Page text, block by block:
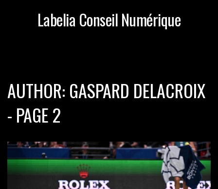
Labelia Conseil Numérique
AUTHOR: GASPARD DELACROIX
- PAGE 2